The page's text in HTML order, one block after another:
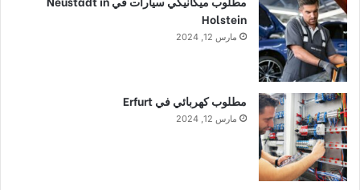
Holstein
مارس 12, 2024
مطلوب كهربائي في Erfurt
مارس 12, 2024